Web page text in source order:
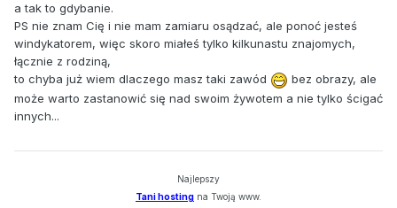
a tak to gdybanie.
PS nie znam Cię i nie mam zamiaru osądzać, ale ponoć jesteś
windykatorem, więc skoro miałeś tylko kilkunastu znajomych,
łącznie z rodziną,
to chyba już wiem dlaczego masz taki zawód
bez obrazy, ale
może warto zastanowić się nad swoim żywotem a nie tylko ścigać
innych...
Najlepszy
Tani hosting na Twoją www.